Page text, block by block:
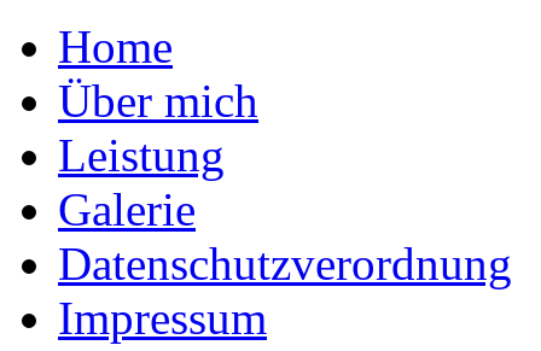
Home
Über mich
Leistung
Galerie
Datenschutzverordnung
Impressum